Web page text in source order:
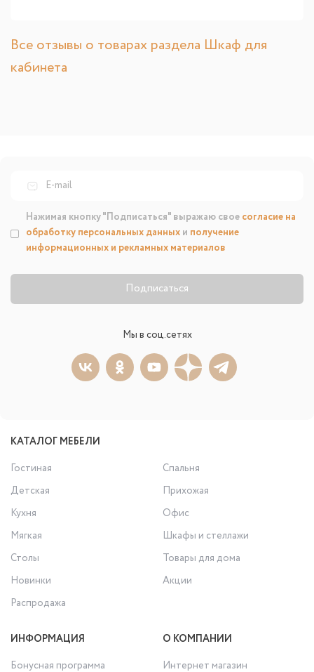
Все отзывы о товарах раздела Шкаф для
кабинета
Подписаться
Нажимая кнопку "Подписаться" выражаю свое согласие на
обработку персональных данных и получение
информационных и рекламных материалов
Мы в соц.сетях
КАТАЛОГ МЕБЕЛИ
Гостиная
Спальня
Детская
Прихожая
Кухня
Офис
Мягкая
Шкафы и стеллажи
Столы
Товары для дома
Новинки
Акции
Распродажа
ИНФОРМАЦИЯ
Бонусная программа
О КОМПАНИИ
Интернет магазин